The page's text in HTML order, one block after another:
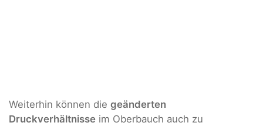
Weiterhin können die geänderten
Druckverhältnisse im Oberbauch auch zu